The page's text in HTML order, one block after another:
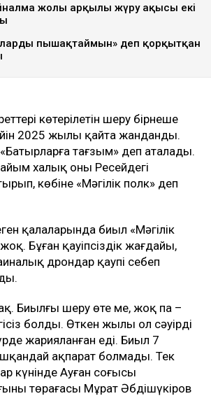
жолы арқылы жүру ақысы екі
пышақтаймын» деп қорқытқан
көтерілетін шеру бірнеше
2025 жылы қайта жанданды.
тағзым» деп аталады.
халық оны Ресейдегі
көбіне «Мәңгілік полк» деп
қалаларында биыл «Мәңгілік
жоқ. Бұған қауіпсіздік жағдайы,
дрондар қаупі себеп
Биылғы шеру өте ме, жоқ па –
болды. Өткен жылы ол сәуірдің
жарияланған еді. Биыл 7
ақпарат болмады. Тек
күнінде Ауған соғысы
төрағасы Мұрат Әбдішүкіров